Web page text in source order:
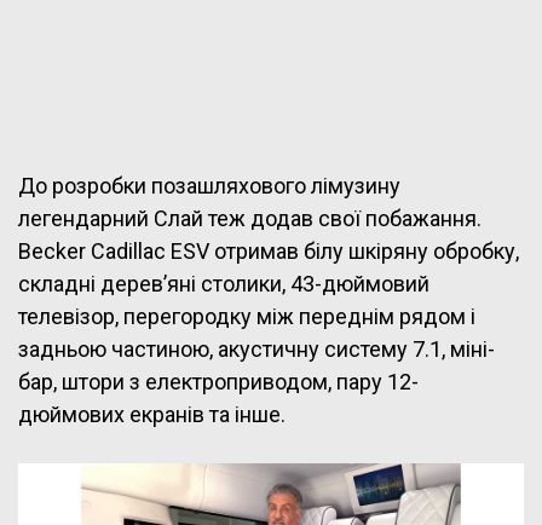
До розробки позашляхового лімузину
легендарний Слай теж додав свої побажання.
Becker Cadillac ESV отримав білу шкіряну обробку,
складні дерев’яні столики, 43-дюймовий
телевізор, перегородку між переднім рядом і
задньою частиною, акустичну систему 7.1, міні-
бар, штори з електроприводом, пару 12-
дюймових екранів та інше.